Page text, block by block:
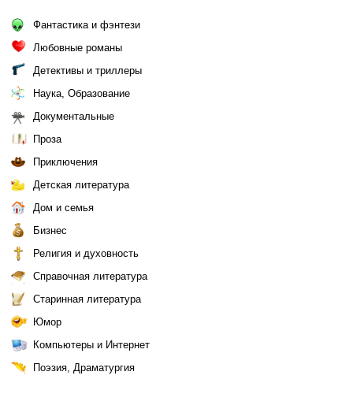
Фантастика и фэнтези
Любовные романы
Детективы и триллеры
Наука, Образование
Документальные
Проза
Приключения
Детская литература
Дом и семья
Бизнес
Религия и духовность
Справочная литература
Старинная литература
Юмор
Компьютеры и Интернет
Поэзия, Драматургия